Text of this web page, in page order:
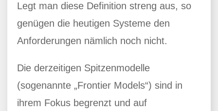
Legt man diese Definition streng aus, so
genügen die heutigen Systeme den
Anforderungen nämlich noch nicht.
Die derzeitigen Spitzenmodelle
(sogenannte „Frontier Models“) sind in
ihrem Fokus begrenzt und auf